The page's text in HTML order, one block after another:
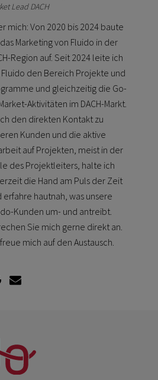
Lead DACH
mich: Von 2020 bis 2024 baute
Marketing von Fluido in der
Region auf. Seit 2024 leite ich
den Bereich Projekte und
und gleichzeitig die Go-
Aktivitäten im DACH-Markt.
den direkten Kontakt zu
Kunden und die aktive
auf Projekten, meist in der
des Projektleiters, halte ich
die Hand am Puls der Zeit
erfahre hautnah, was unsere
Kunden um- und antreibt.
Sie mich gerne direkt an.
mich auf den Austausch.